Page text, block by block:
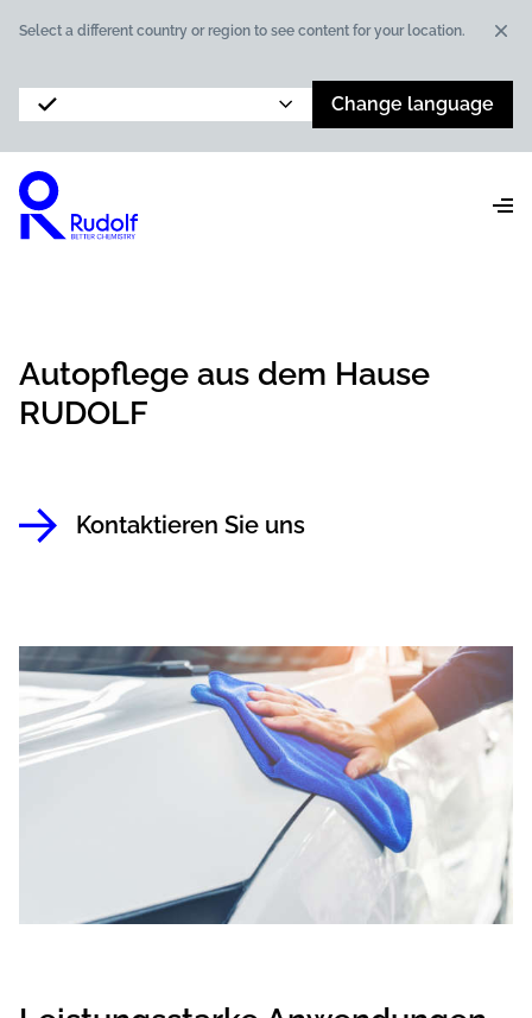
Select a different country or region to see content for your location.
Change language
Autopflege aus dem Hause
RUDOLF
Kontaktieren Sie uns